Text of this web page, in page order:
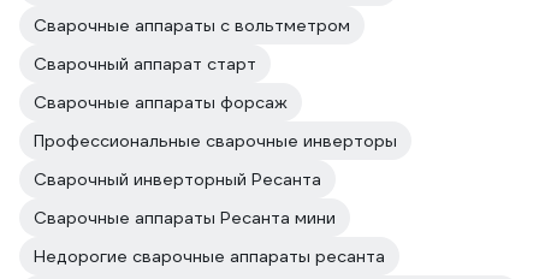
Сварочные аппараты с вольтметром
Сварочный аппарат старт
Сварочные аппараты форсаж
Профессиональные сварочные инверторы
Сварочный инверторный Ресанта
Сварочные аппараты Ресанта мини
Недорогие сварочные аппараты ресанта